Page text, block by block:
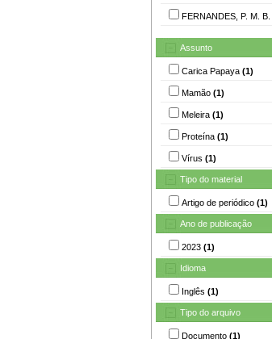
FERNANDES, P. M. B.
Assunto
Carica Papaya (1)
Mamão (1)
Meleira (1)
Proteína (1)
Vírus (1)
Tipo do material
Artigo de periódico (1)
Ano de publicação
2023 (1)
Idioma
Inglês (1)
Tipo do arquivo
Documento (1)